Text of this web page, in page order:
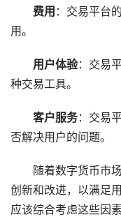
费用 ：交易平台
用。
用户体验：交易
种交易工具。
客户服务：交易
否解决用户的问题。
随着数字货币市
创新和改进，以满足
应该综合考虑这些因